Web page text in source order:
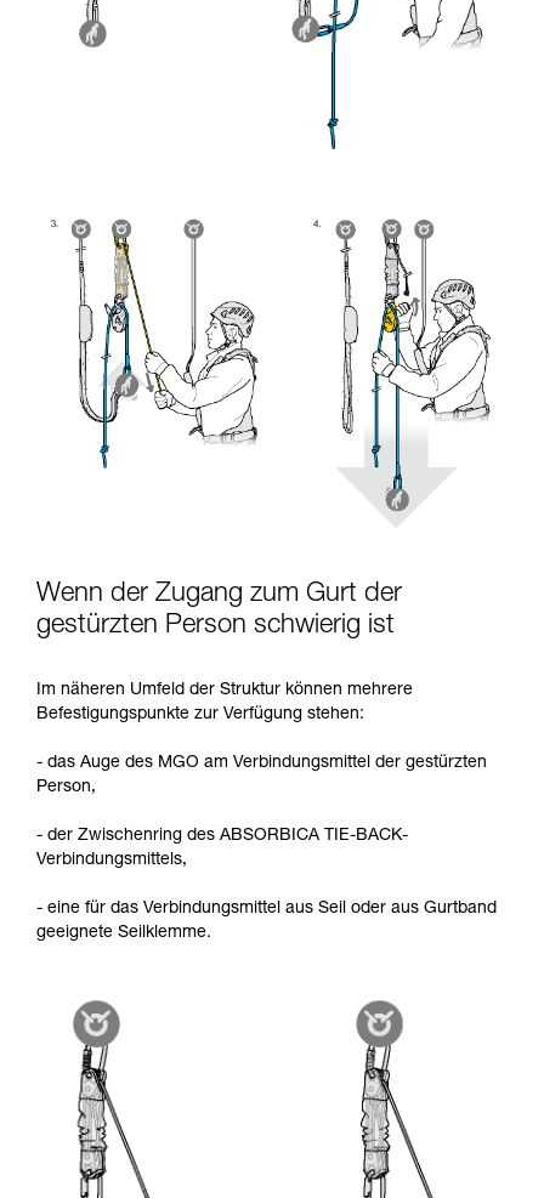
Wenn der Zugang zum Gurt der
gestürzten Person schwierig ist
Im näheren Umfeld der Struktur können mehrere
Befestigungspunkte zur Verfügung stehen:
- das Auge des MGO am Verbindungsmittel der gestürzten
Person,
- der Zwischenring des ABSORBICA TIE-BACK-
Verbindungsmittels,
- eine für das Verbindungsmittel aus Seil oder aus Gurtband
geeignete Seilklemme.